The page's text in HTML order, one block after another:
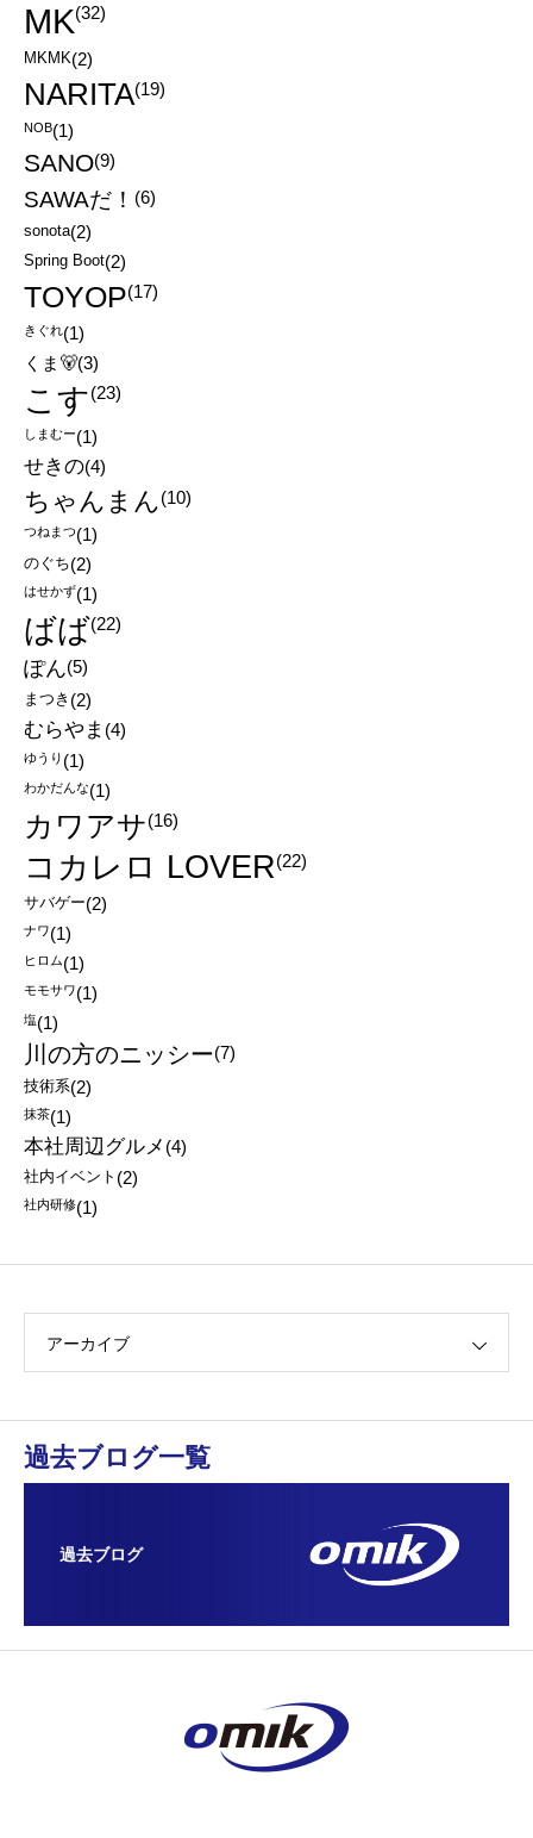
MK(32)
MKMK(2)
NARITA(19)
NOB(1)
SANO(9)
SAWAだ！ (6)
sonota(2)
Spring Boot(2)
TOYOP(17)
きぐれ(1)
くま🐻(3)
こす(23)
しまむー(1)
せきの(4)
ちゃんまん(10)
つねまつ(1)
のぐち(2)
はせかず(1)
ばば(22)
ぽん(5)
まつき (2)
むらやま (4)
ゆうり (1)
わかだんな(1)
カワアサ(16)
コカレロ LOVER(22)
サバゲー(2)
ナワ(1)
ヒロム(1)
モモサワ(1)
塩(1)
川の方のニッシー(7)
技術系(2)
抹茶(1)
本社周辺グルメ (4)
社内イベント (2)
社内研修(1)
アーカイブ
過去ブログ一覧
過去ブログ